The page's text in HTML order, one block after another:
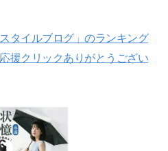
タイルブログ」のランキング
援クリックありがとうござい